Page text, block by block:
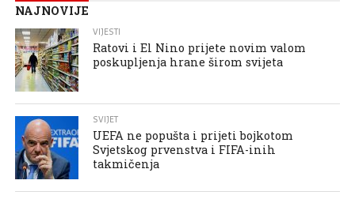
NAJNOVIJE
VIJESTI
Ratovi i El Nino prijete novim valom
poskupljenja hrane širom svijeta
SVIJET
UEFA ne popušta i prijeti bojkotom
Svjetskog prvenstva i FIFA-inih
takmičenja